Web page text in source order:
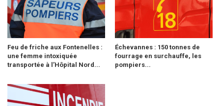
Feu de friche aux Fontenelles :
une femme intoxiquée
transportée à l’Hôpital Nord...
Échevannes : 150 tonnes de
fourrage en surchauffe, les
pompiers...